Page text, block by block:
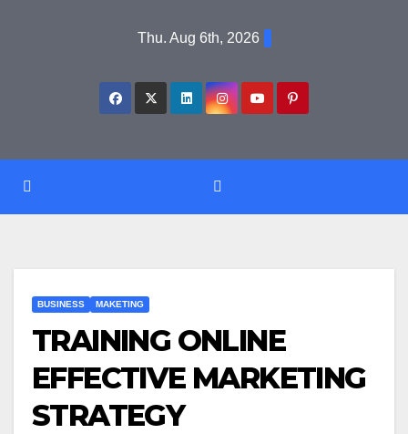
Thu. Aug 6th, 2026
BUSINESS MAKETING
TRAINING ONLINE
EFFECTIVE MARKETING
STRATEGY